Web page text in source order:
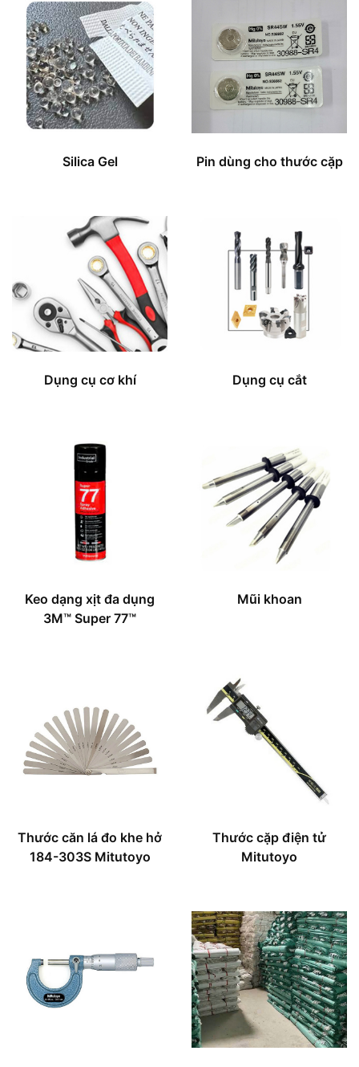
Silica Gel Pin dùng cho thước cặp
Dụng cụ cơ khí Dụng cụ cắt
Keo dạng xịt đa dụng
3M™ Super 77™
Mũi khoan
Thước căn lá đo khe hở
184-303S Mitutoyo
Thước cặp điện tử
Mitutoyo